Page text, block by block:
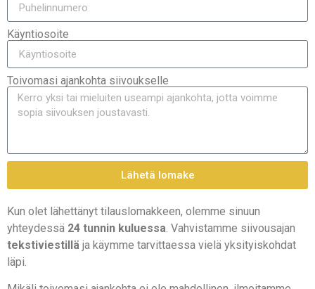
Käyntiosoite
Toivomasi ajankohta siivoukselle
Lähetä lomake
Kun olet lähettänyt tilauslomakkeen, olemme sinuun
yhteydessä 24 tunnin kuluessa. Vahvistamme siivousajan
tekstiviestillä ja käymme tarvittaessa vielä yksityiskohdat
läpi.